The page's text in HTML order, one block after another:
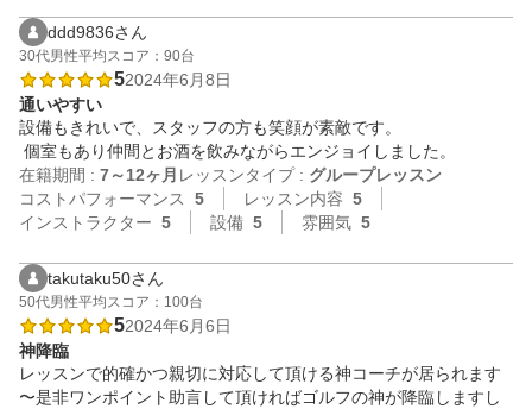
ddd9836さん
30代男性平均スコア：90台
52024年6月8日
通いやすい
設備もきれいで、スタッフの方も笑顔が素敵です。
在籍期間 : 7～12ヶ月 レッスンタイプ : グループレッスン
コストパフォーマンス
5 レッスン内容 5
インストラクター 5 設備 5 雰囲気 5
takutaku50さん
50代男性平均スコア：100台
52024年6月6日
神降臨
レッスンで的確かつ親切に対応して頂ける神コーチが居られます
〜是非ワンポイント助言して頂ければゴルフの神が降臨しますし